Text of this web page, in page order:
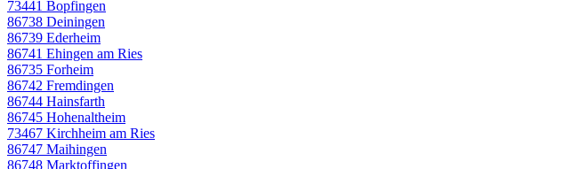
73441 Bopfingen
86738 Deiningen
86739 Ederheim
86741 Ehingen am Ries
86735 Forheim
86742 Fremdingen
86744 Hainsfarth
86745 Hohenaltheim
73467 Kirchheim am Ries
86747 Maihingen
86748 Marktoffingen